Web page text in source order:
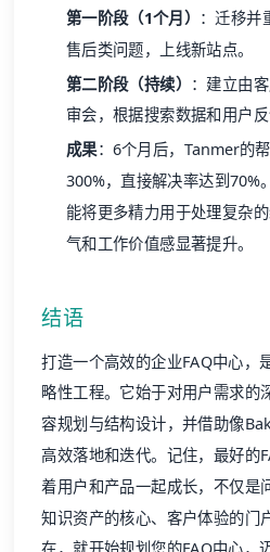
第一阶段（1个月） ：迁移并
售后类问题，上线新站点。
第二阶段（持续） ：建立由
审会，根据搜索数据和用户反
成果：6个月后，Tanmer的
300%，直接解决率达到70%
能将更多精力用于处理复杂
气和工作价值感显著提升。
结语
打造一个高效的企业FAQ中心，
略性工程。它始于对用户需求的
容规划与结构设计，并借助像
高效落地和迭代。记住，最好
着用户和产品一起成长，不仅是
知识资产的核心、客户体验的门